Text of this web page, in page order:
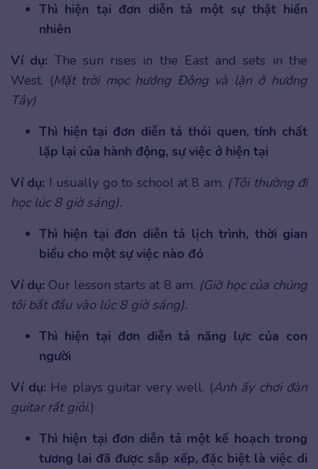
Thì hiện tại đơn diễn tả một sự thật hiển
nhiên
Ví dụ: The sun rises in the East and sets in the
West. (Mặt trời mọc hướng Đông và lặn ở hướng
Tây)
Thì hiện tại đơn diễn tả thói quen, tính chất
lặp lại của hành động, sự việc ở hiện tại
Ví dụ: I usually go to school at 8 am. (Tôi thường đi
học lúc 8 giờ sáng).
Thì hiện tại đơn diễn tả lịch trình, thời gian
biểu cho một sự việc nào đó
Ví dụ: Our lesson starts at 8 am. (Giờ học của chúng
tôi bắt đầu vào lúc 8 giờ sáng).
Thì hiện tại đơn diễn tả năng lực của con
người
Ví dụ: He plays guitar very well. (Anh ấy chơi đàn
guitar rất giỏi.)
Thì hiện tại đơn diễn tả một kế hoạch trong
tương lai đã được sắp xếp, đặc biệt là việc di